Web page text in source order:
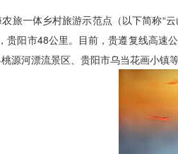
旅一体乡村旅游示范点（以下简称“
贵阳市48公里。目前，贵遵复线高
源河漂流景区、贵阳市乌当花画小镇